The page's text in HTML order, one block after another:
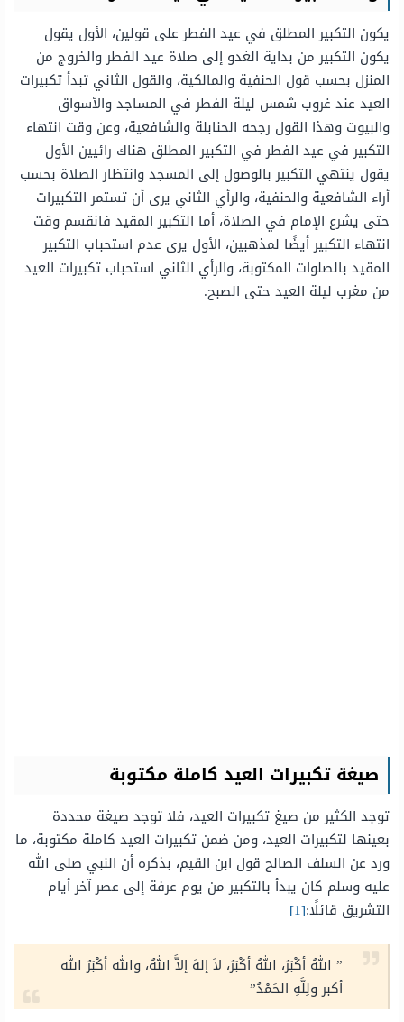
يكون التكبير المطلق في عيد الفطر على قولين، الأول يقول
يكون التكبير من بداية الغدو إلى صلاة عيد الفطر والخروج من
المنزل بحسب قول الحنفية والمالكية، والقول الثاني تبدأ تكبيرات
العيد عند غروب شمس ليلة الفطر في المساجد والأسواق
والبيوت وهذا القول رجحه الحنابلة والشافعية، وعن وقت انتهاء
التكبير في عيد الفطر في التكبير المطلق هناك رائيين الأول
يقول ينتهي التكبير بالوصول إلى المسجد وانتظار الصلاة بحسب
أراء الشافعية والحنفية، والرأي الثاني يرى أن تستمر التكبيرات
حتى يشرع الإمام في الصلاة، أما التكبير المقيد فانقسم وقت
انتهاء التكبير أيضًا لمذهبين، الأول يرى عدم استحباب التكبير
المقيد بالصلوات المكتوبة، والرأي الثاني استحباب تكبيرات العيد
من مغرب ليلة العيد حتى الصبح.
صيغة تكبيرات العيد كاملة مكتوبة
توجد الكثير من صيغ تكبيرات العيد، فلا توجد صيغة محددة
بعينها لتكبيرات العيد، ومن ضمن تكبيرات العيد كاملة مكتوبة، ما
ورد عن السلف الصالح قول ابن القيم، بذكره أن النبي صلى الله
عليه وسلم كان يبدأ بالتكبير من يوم عرفة إلى عصر آخر أيام
التشريق قائلًا:[1]
” اللهُ أكْبَرُ، اللهُ أكْبَرُ، لاَ إلهَ إلاَّ اللهُ، والله أكْبَرُ الله
أكبر ولِلَّهِ الحَمْدُ”